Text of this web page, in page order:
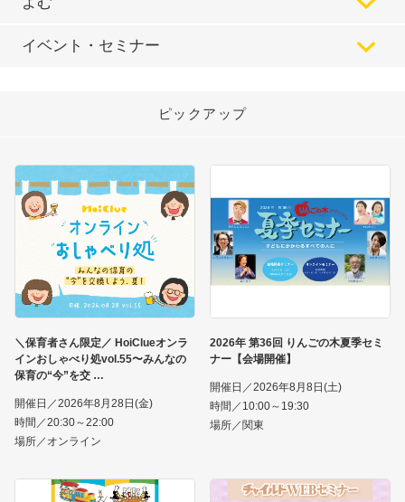
イベント・セミナー
ピックアップ
＼保育者さん限定／ HoiClueオンラ
インおしゃべり処vol.55〜みんなの
保育の“今”を交
開催日／2026年8月28日(金)
時間／20:30～22:00
場所／オンライン
2026年 第36回 りんごの木夏季セミ
ナー【会場開催】
開催日／2026年8月8日(土)
時間／10:00～19:30
場所／関東